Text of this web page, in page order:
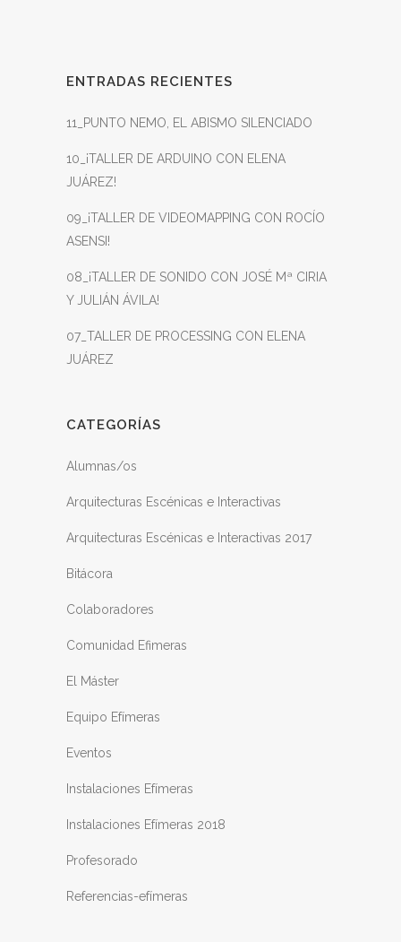
ENTRADAS RECIENTES
11_PUNTO NEMO, EL ABISMO SILENCIADO
10_¡TALLER DE ARDUINO CON ELENA
JUÁREZ!
09_¡TALLER DE VIDEOMAPPING CON ROCÍO
ASENSI!
08_¡TALLER DE SONIDO CON JOSÉ Mª CIRIA
Y JULIÁN ÁVILA!
07_TALLER DE PROCESSING CON ELENA
JUÁREZ
CATEGORÍAS
Alumnas/os
Arquitecturas Escénicas e Interactivas
Arquitecturas Escénicas e Interactivas 2017
Bitácora
Colaboradores
Comunidad Efimeras
El Máster
Equipo Efímeras
Eventos
Instalaciones Efímeras
Instalaciones Efímeras 2018
Profesorado
Referencias-efímeras